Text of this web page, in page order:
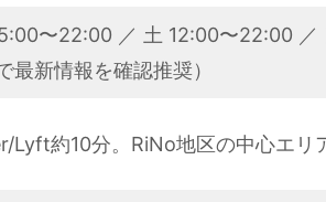
〜22:00 ／ 土 12:00〜22:00 ／
新情報を確認推奨）
Lyft約10分。RiNo地区の中心エリ